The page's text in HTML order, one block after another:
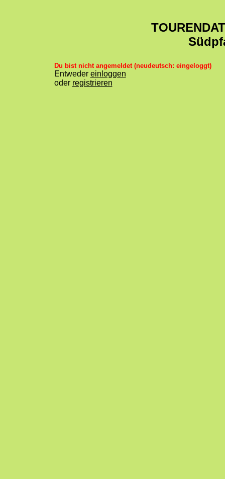
Du bist nicht angemeldet (neudeutsch: eingeloggt)
Entweder einloggen
oder registrieren